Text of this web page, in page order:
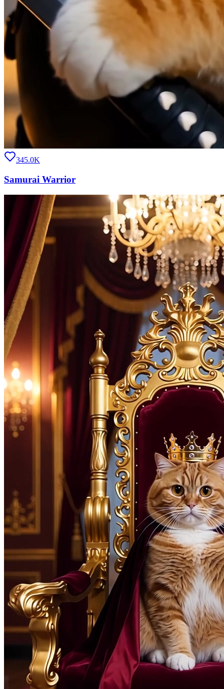
345.0K
Samurai Warrior